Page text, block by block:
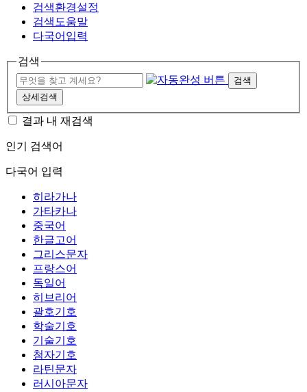
검색환경설정
검색도움말
다국어입력
검색
검색
상세검색
결과 내 재검색
인기 검색어
다국어 입력
히라가나
가타카나
중국어
한글고어
그리스문자
프랑스어
독일어
히브리어
괄호기호
학술기호
기술기호
첨자기호
라틴문자
러시아문자